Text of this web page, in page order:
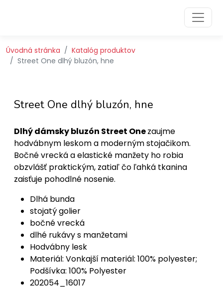
Úvodná stránka
Katalóg produktov
Street One dlhý bluzón, hne
Street One dlhý bluzón, hne
Dlhý dámsky bluzón Street Onezaujme
hodvábnym leskom a moderným stojačikom.
Bočné vrecká a elastické manžety ho robia
obzvlášť praktickým, zatiaľ čo ľahká tkanina
zaisťuje pohodlné nosenie.
Dlhá bunda
stojatý golier
bočné vrecká
dlhé rukávy s manžetami
Hodvábny lesk
Materiál: Vonkajší materiál: 100% polyester;
Podšívka: 100% Polyester
202054_16017